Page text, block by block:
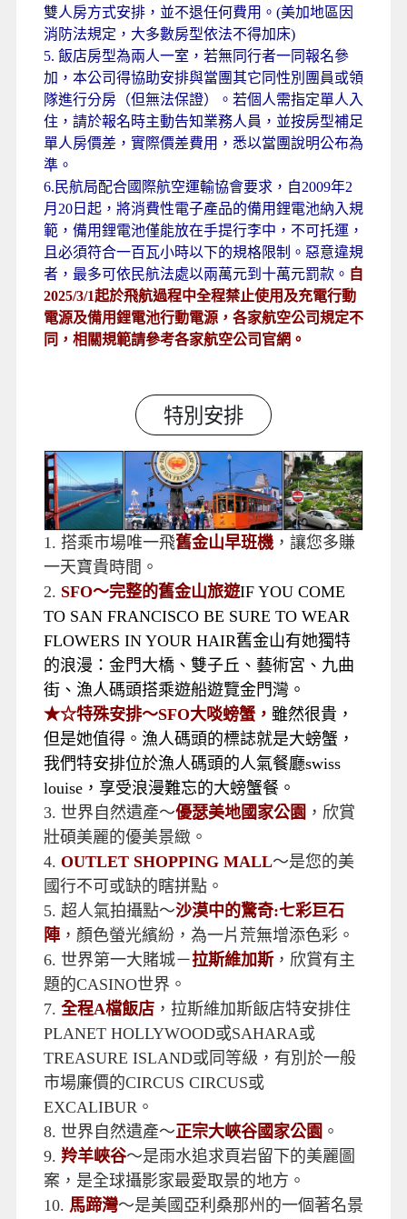
雙人房方式安排，並不退任何費用。(美加地區因
消防法規定，大多數房型依法不得加床)
5. 飯店房型為兩人一室，若無同行者一同報名參
加，本公司得協助安排與當團其它同性別團員或領
隊進行分房（但無法保證）。若個人需指定單人入
住，請於報名時主動告知業務人員，並按房型補足
單人房價差，實際價差費用，悉以當團說明公布為
準。
6.民航局配合國際航空運輸協會要求，自2009年2
月20日起，將消費性電子產品的備用鋰電池納入規
範，備用鋰電池僅能放在手提行李中，不可托運，
且必須符合一百瓦小時以下的規格限制。惡意違規
者，最多可依民航法處以兩萬元到十萬元罰款。 自
2025/3/1起於飛航過程中全程禁止使用及充電行動
電源及備用鋰電池行動電源，各家航空公司規定不
同，相關規範請參考各家航空公司官網。
特別安排
1. 搭乘市場唯一飛舊金山早班機，讓您多賺
一天寶貴時間。
2. SFO〜完整的舊金山旅遊IF YOU COME
TO SAN FRANCISCO BE SURE TO WEAR
FLOWERS IN YOUR HAIR舊金山有她獨特
的浪漫：金門大橋、雙子丘、藝術宮、九曲
街、漁人碼頭搭乘遊船遊覽金門灣。
★☆特殊安排〜SFO大啖螃蟹， 雖然很貴，
但是她值得。漁人碼頭的標誌就是大螃蟹，
我們特安排位於漁人碼頭的人氣餐廳swiss
louise，享受浪漫難忘的大螃蟹餐。
3. 世界自然遺產～優瑟美地國家公園 ，欣賞
壯碩美麗的優美景緻。
4. OUTLET SHOPPING MALL～是您的美
國行不可或缺的瞎拼點。
5. 超人氣拍攝點～沙漠中的驚奇:七彩巨石
陣，顏色螢光繽紛，為一片荒無增添色彩。
6. 世界第一大賭城－拉斯維加斯，欣賞有主
題的CASINO世界。
7. 全程A檔飯店，拉斯維加斯飯店特安排住
PLANET HOLLYWOOD或SAHARA或
TREASURE ISLAND或同等級，有別於一般
市場廉價的CIRCUS CIRCUS或
EXCALIBUR。
8. 世界自然遺產～正宗大峽谷國家公園 。
9. 羚羊峽谷～是雨水追求頁岩留下的美麗圖
案，是全球攝影家最愛取景的地方。
10. 馬蹄灣～是美國亞利桑那州的一個著名景